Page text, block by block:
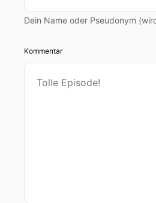
Dein Name oder Pseudonym
Kommentar